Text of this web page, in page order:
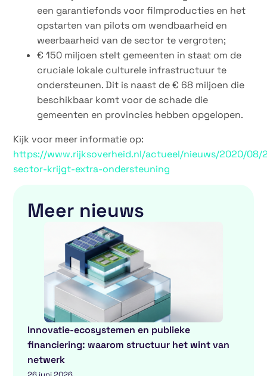
een garantiefonds voor filmproducties en het
opstarten van pilots om wendbaarheid en
weerbaarheid van de sector te vergroten;
€ 150 miljoen stelt gemeenten in staat om de
cruciale lokale culturele infrastructuur te
ondersteunen. Dit is naast de € 68 miljoen die
beschikbaar komt voor de schade die
gemeenten en provincies hebben opgelopen.
Kijk voor meer informatie op:
https://www.rijksoverheid.nl/actueel/nieuws/2020/
sector-krijgt-extra-ondersteuning
Meer nieuws
Innovatie-ecosystemen en publieke
financiering: waarom structuur het wint van
netwerk